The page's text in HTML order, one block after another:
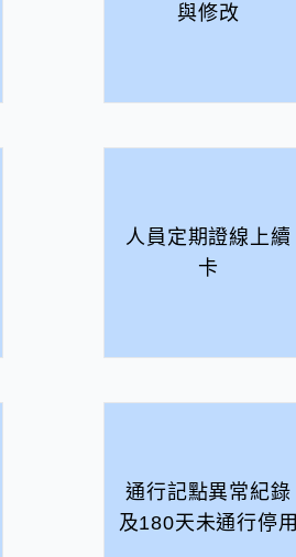
與修改
人員定期證線上續
卡
通行記點異常紀錄
及180天未通行停用